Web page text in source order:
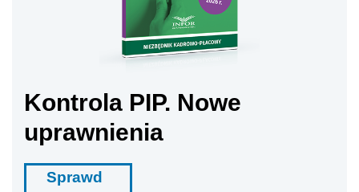
Kontrola PIP. Nowe
uprawnienia
Sprawd